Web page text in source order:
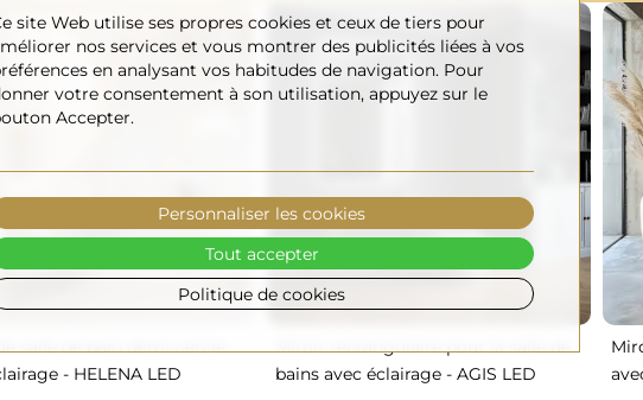
salle de bain demi-cercle
- HELENA LED
Miroir rectangulaire pour la salle de
bains avec éclairage - AGIS LED
site Web utilise ses propres cookies et ceux de tiers pour
nos services et vous montrer des publicités liées à vos
en analysant vos habitudes de navigation. Pour
votre consentement à son utilisation, appuyez sur le
Accepter.
Politique de cookies
Personnaliser les cookies
Tout accepter